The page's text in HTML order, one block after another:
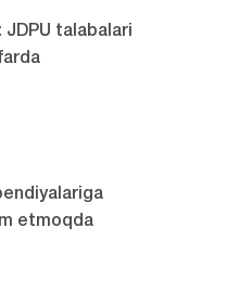
talabalari
etmoqda